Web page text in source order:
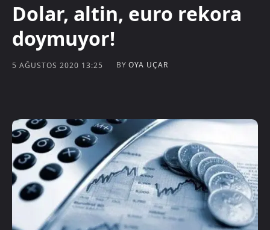
Dolar, altin, euro rekora
doymuyor!
5 AĞUSTOS 2020 13:25 BY OYA UÇAR